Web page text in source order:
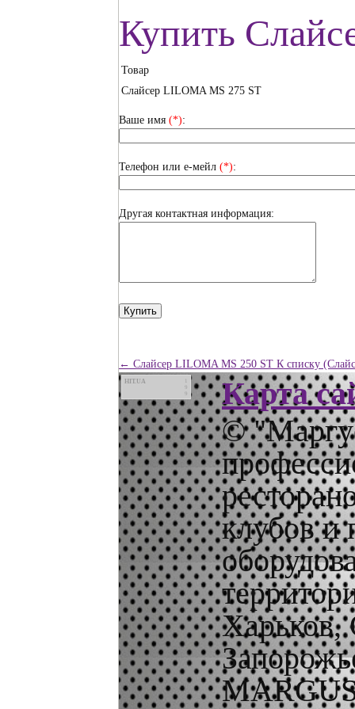
Купить
Товар
Слайсер LILOMA MS 275 ST
Ваше имя (*):
Телефон или е-мейл (*):
Другая контактная информация:
← Слайсер LILOMA MS 250 ST К списку
HIT.UA
9
9
Карта
©
клубов и
Харьков,